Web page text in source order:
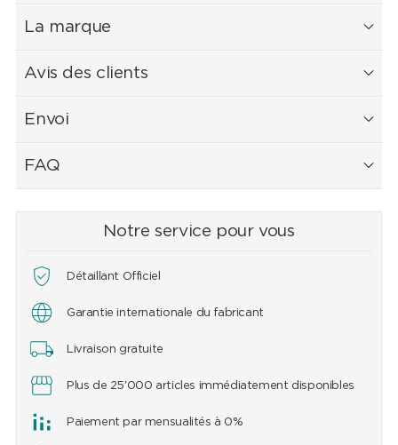
La marque
Avis des clients
Envoi
FAQ
Notre service pour vous
Détaillant Officiel
Garantie internationale du fabricant
Livraison gratuite
Plus de 25'000 articles immédiatement disponibles
Paiement par mensualités à 0%